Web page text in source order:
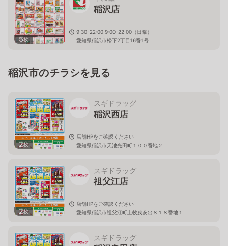
5枚
稲沢店
9:30-22:00 9:00-22:00（日曜）
愛知県稲沢市松下2丁目16番1号
稲沢市のチラシを見る
2枚
スギドラッグ
稲沢西店
店舗HPをご確認ください
愛知県稲沢市天池光田町１００番地２
2枚
スギドラッグ
祖父江店
店舗HPをご確認ください
愛知県稲沢市祖父江町上牧戌亥出８１８番地１
スギドラッグ